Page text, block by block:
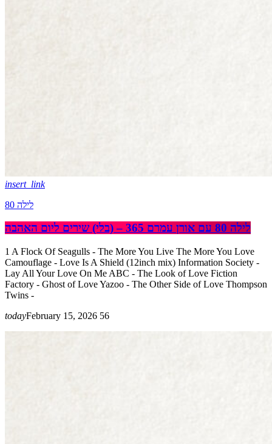
insert_link
לילה 80
לילה 80 עם אורן עמרם 365 – (בלי) שירים ליום האהבה
1 A Flock Of Seagulls - The More You Live The More You Love
Camouflage - Love Is A Shield (12inch mix) Information Society -
Lay All Your Love On Me ABC - The Look of Love Fiction
Factory - Ghost of Love Yazoo - The Other Side of Love Thompson
Twins -
todayFebruary 15, 2026 56